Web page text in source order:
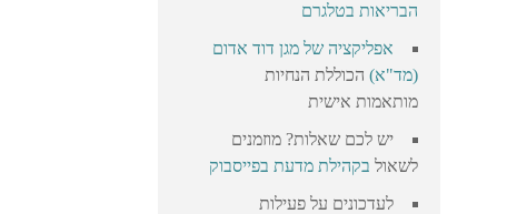
הבריאות בטלגרם
אפליקציה של מגן דוד אדום
(מד"א)הכוללת הנחיות
מותאמות אישית
יש לכם שאלות? מוזמנים
לשאול בקהילת מדעת בפייסבוק
לעדכונים על פעילות